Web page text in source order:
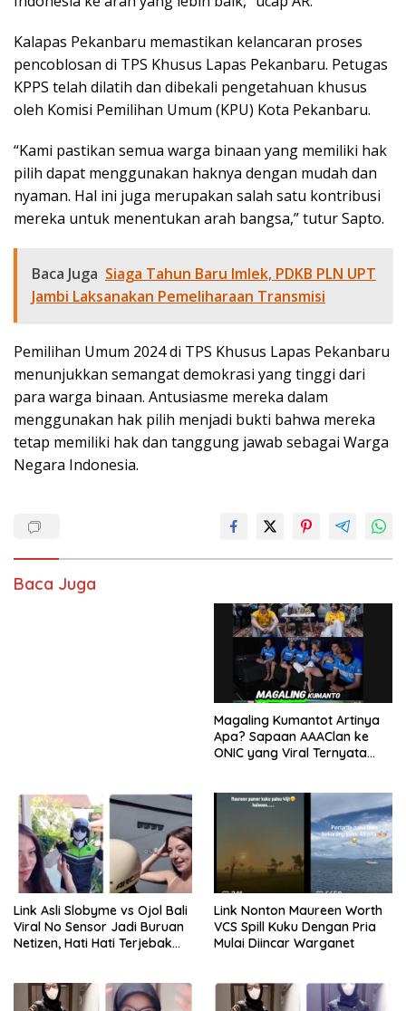
Kalapas Pekanbaru memastikan kelancaran proses
pencoblosan di TPS Khusus Lapas Pekanbaru. Petugas
KPPS telah dilatih dan dibekali pengetahuan khusus
oleh Komisi Pemilihan Umum (KPU) Kota Pekanbaru.
“Kami pastikan semua warga binaan yang memiliki hak
pilih dapat menggunakan haknya dengan mudah dan
nyaman. Hal ini juga merupakan salah satu kontribusi
mereka untuk menentukan arah bangsa,” tutur Sapto.
Baca Juga Siaga Tahun Baru Imlek, PDKB PLN UPT
Jambi Laksanakan Pemeliharaan Transmisi
Pemilihan Umum 2024 di TPS Khusus Lapas Pekanbaru
menunjukkan semangat demokrasi yang tinggi dari
para warga binaan. Antusiasme mereka dalam
menggunakan hak pilih menjadi bukti bahwa mereka
tetap memiliki hak dan tanggung jawab sebagai Warga
Negara Indonesia.
Baca Juga
Magaling Kumantot Artinya
Apa? Sapaan AAAClan ke
ONIC yang Viral Ternyata
Link Asli Slobyme vs Ojol Bali
Viral No Sensor Jadi Buruan
Netizen, Hati Hati Terjebak
Link Nonton Maureen Worth
VCS Spill Kuku Dengan Pria
Mulai Diincar Warganet